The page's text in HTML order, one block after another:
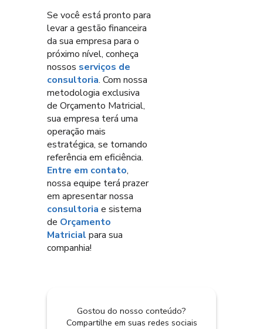
Se você está pronto para
levar a gestão financeira
da sua empresa para o
próximo nível, conheça
nossos serviços de
consultoria. Com nossa
metodologia exclusiva
de Orçamento Matricial,
sua empresa terá uma
operação mais
estratégica, se tornando
referência em eficiência.
Entre em contato,
nossa equipe terá prazer
em apresentar nossa
consultoria e sistema
de Orçamento
Matricial para sua
companhia!
Gostou do nosso conteúdo?
Compartilhe em suas redes sociais